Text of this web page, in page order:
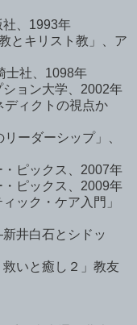
社、1993年
とキリスト教」、ア
士社、1098年
ション大学、2002年
ディクトの視点か
ーダーシップ」、
ピックス、2007年
・ピックス、2009年
ック・ケア入門」
井白石とシドッ
救いと癒し２」教友